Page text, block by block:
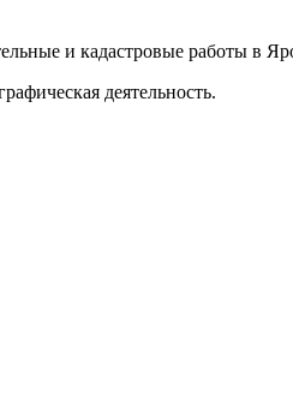
и кадастровые работы в
деятельность.